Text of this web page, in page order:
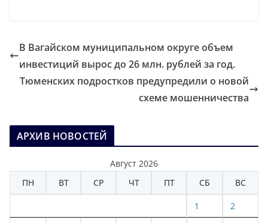
В Вагайском муниципальном округе объем
инвестиций вырос до 26 млн. рублей за год.
Тюменских подростков предупредили о новой
схеме мошенничества
АРХИВ НОВОСТЕЙ
Август 2026
ПН
ВТ СР ЧТ ПТ СБ ВС
1 2